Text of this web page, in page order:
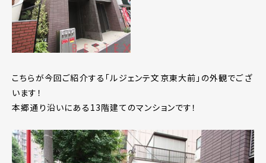
こちらが今回ご紹介する「ルジェンテ文京東大前」の外観でござ
います！
本郷通り沿いにある13階建てのマンションです！